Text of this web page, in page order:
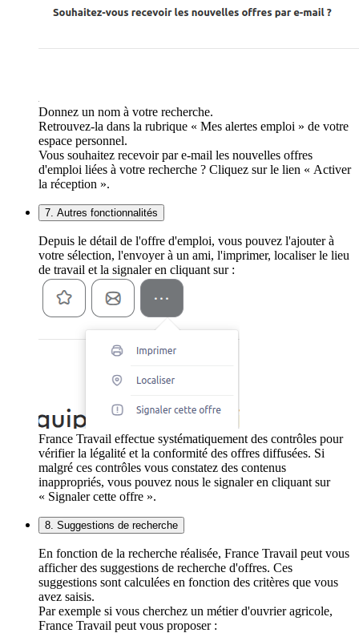
Donnez un nom à votre recherche.
Retrouvez-la dans la rubrique « Mes alertes emploi » de votre
espace personnel.
Vous souhaitez recevoir par e-mail les nouvelles offres
d'emploi liées à votre recherche ? Cliquez sur le lien « Activer
la réception ».
7. Autres fonctionnalités
Depuis le détail de l'offre d'emploi, vous pouvez l'ajouter à
votre sélection, l'envoyer à un ami, l'imprimer, localiser le lieu
de travail et la signaler en cliquant sur :
France Travail effectue systématiquement des contrôles pour
vérifier la légalité et la conformité des offres diffusées. Si
malgré ces contrôles vous constatez des contenus
inappropriés, vous pouvez nous le signaler en cliquant sur
« Signaler cette offre ».
8. Suggestions de recherche
En fonction de la recherche réalisée, France Travail peut vous
afficher des suggestions de recherche d'offres. Ces
suggestions sont calculées en fonction des critères que vous
avez saisis.
Par exemple si vous cherchez un métier d'ouvrier agricole,
France Travail peut vous proposer :